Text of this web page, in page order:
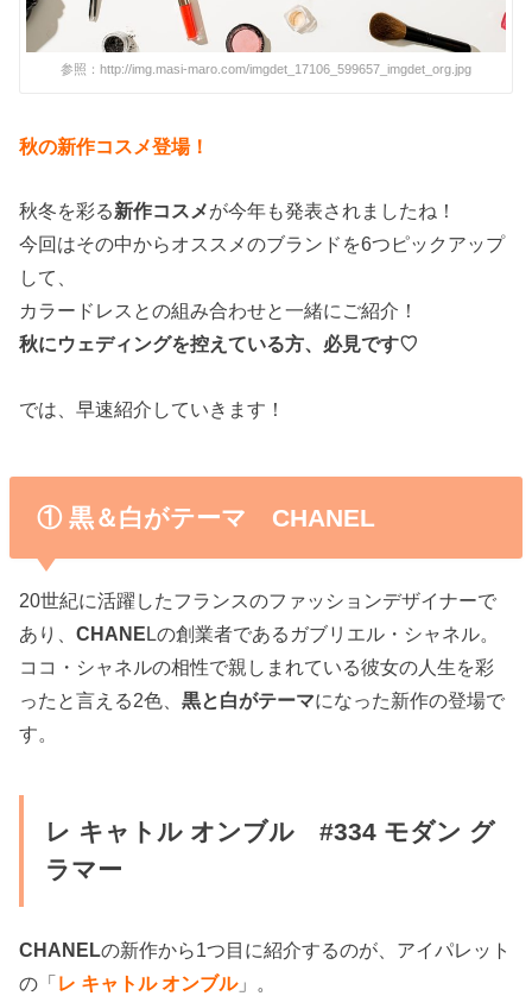
参照：http://img.masi-maro.com/imgdet_17106_599657_imgdet_org.jpg
秋の新作コスメ登場！
秋冬を彩る新作コスメが今年も発表されましたね！
今回はその中からオススメのブランドを6つピックアップ
して、
カラードレスとの組み合わせと一緒にご紹介！
秋にウェディングを控えている方、必見です♡
では、早速紹介していきます！
① 黒＆白がテーマ CHANEL
20世紀に活躍したフランスのファッションデザイナーで
あり、CHANELの創業者であるガブリエル・シャネル。
ココ・シャネルの相性で親しまれている彼女の人生を彩
ったと言える2色、黒と白がテーマになった新作の登場で
す。
レ キャトル オンブル #334 モダン グ
ラマー
CHANELの新作から1つ目に紹介するのが、アイパレット
の「レ キャトル オンブル」 。